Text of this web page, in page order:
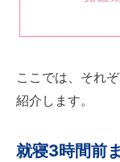
ここでは、それ
紹介します。
就寝3時間前